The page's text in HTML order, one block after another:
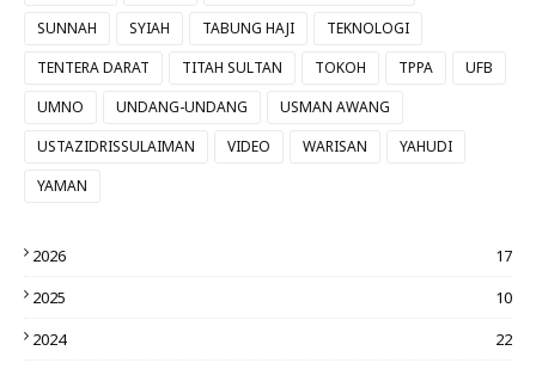
SUNNAH
SYIAH TABUNG HAJI
TEKNOLOGI
TENTERA DARAT
TITAH SULTAN TOKOH TPPA
UFB
UMNO
UNDANG-UNDANG
USMAN AWANG
USTAZIDRISSULAIMAN
VIDEO WARISAN
YAHUDI
YAMAN
2026
17
2025
10
2024
22